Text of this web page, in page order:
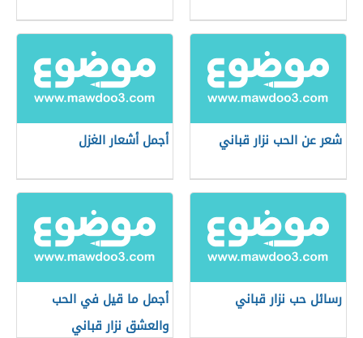
شعر عن الحب نزار قباني أجمل أشعار الغزل
رسائل حب نزار قباني
أجمل ما قيل في الحب
والعشق نزار قباني